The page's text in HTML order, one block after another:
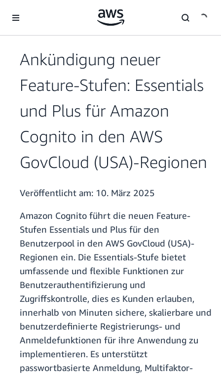
Überspringen zum Hauptinhalt
Ankündigung neuer
Feature-Stufen: Essentials
und Plus für Amazon
Cognito in den AWS
GovCloud (USA)-Regionen
Veröffentlicht am: 10. März 2025
Amazon Cognito führt die neuen Feature-
Stufen Essentials und Plus für den
Benutzerpool in den AWS GovCloud (USA)-
Regionen ein. Die Essentials-Stufe bietet
umfassende und flexible Funktionen zur
Benutzerauthentifizierung und
Zugriffskontrolle, dies es Kunden erlauben,
innerhalb von Minuten sichere, skalierbare und
benutzerdefinierte Registrierungs- und
Anmeldefunktionen für ihre Anwendung zu
implementieren. Es unterstützt
passwortbasierte Anmeldung, Multifaktor-